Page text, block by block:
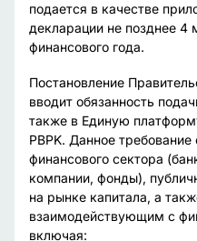
подается в качестве
декларации не позднее 4
финансового года.
Постановление
вводит обязанность
также в Единую
PBPK. Данное
финансового сектора
компании, фонды),
на рынке капитала, а
взаимодействующим с
включая: